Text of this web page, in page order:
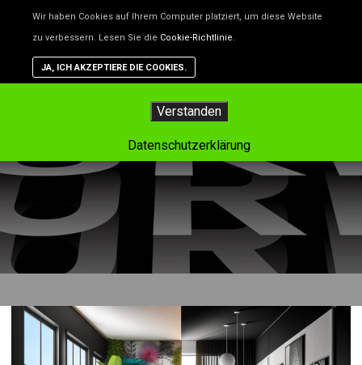
Tag-Archiv:farbe
Wir haben Cookies auf Ihrem Computer platziert, um diese Website
zu verbessern. Lesen Sie die Cookie-Richtlinie.
JA, ICH AKZEPTIERE DIE COOKIES.
Unsere Website benutzt Cookies – das sind kleine Dateien,
helfen, die Website besser zu machen. Wenn du nicht willst,
Browser einstellen. Aber dann funktioniert vielleicht nicht
auf der Website so, wie es soll.
Verstanden
Datenschutzerklärung